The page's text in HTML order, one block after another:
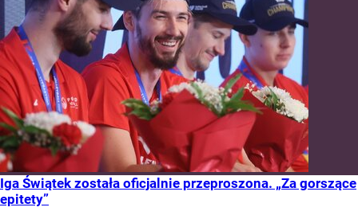
Iga Świątek została oficjalnie przeproszona. „Za gorszące
epitety”